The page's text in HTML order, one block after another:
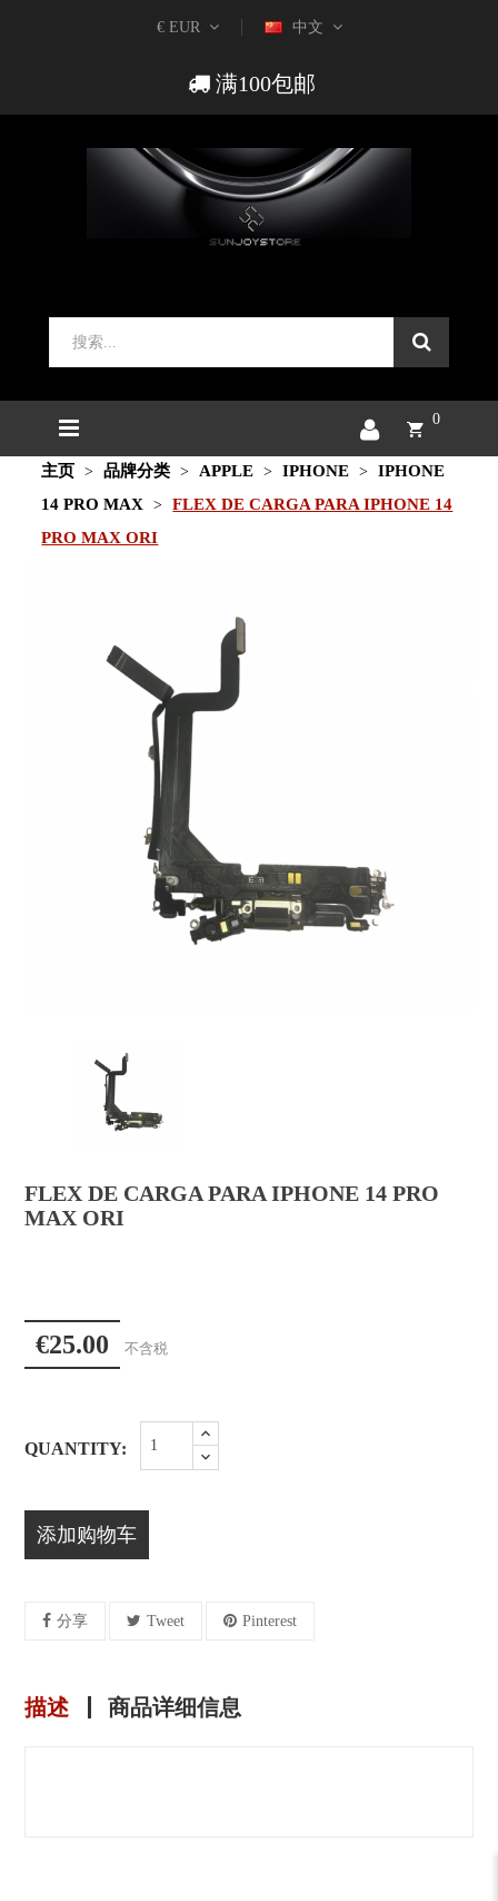
€ EUR 中文
满100包邮
0
主页 品牌分类 APPLE IPHONE
IPHONE
14 PRO MAX
FLEX DE CARGA PARA IPHONE 14
PRO MAX ORI
FLEX DE CARGA PARA IPHONE 14 PRO
MAX ORI
€25.00 不含税
QUANTITY:
添加购物车
分享 Tweet Pinterest
描述 商品详细信息